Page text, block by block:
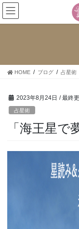
コ
ン
テ
ス
ナ
ビ
ゲ
ン
HOME ブログ 占星術
2023年8月24日 / 最終
占星術
「海王星で